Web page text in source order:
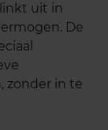
uit in
De
zonder in te